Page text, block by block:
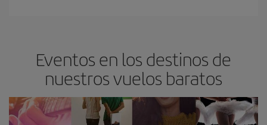
Eventos en los destinos de
nuestros vuelos baratos